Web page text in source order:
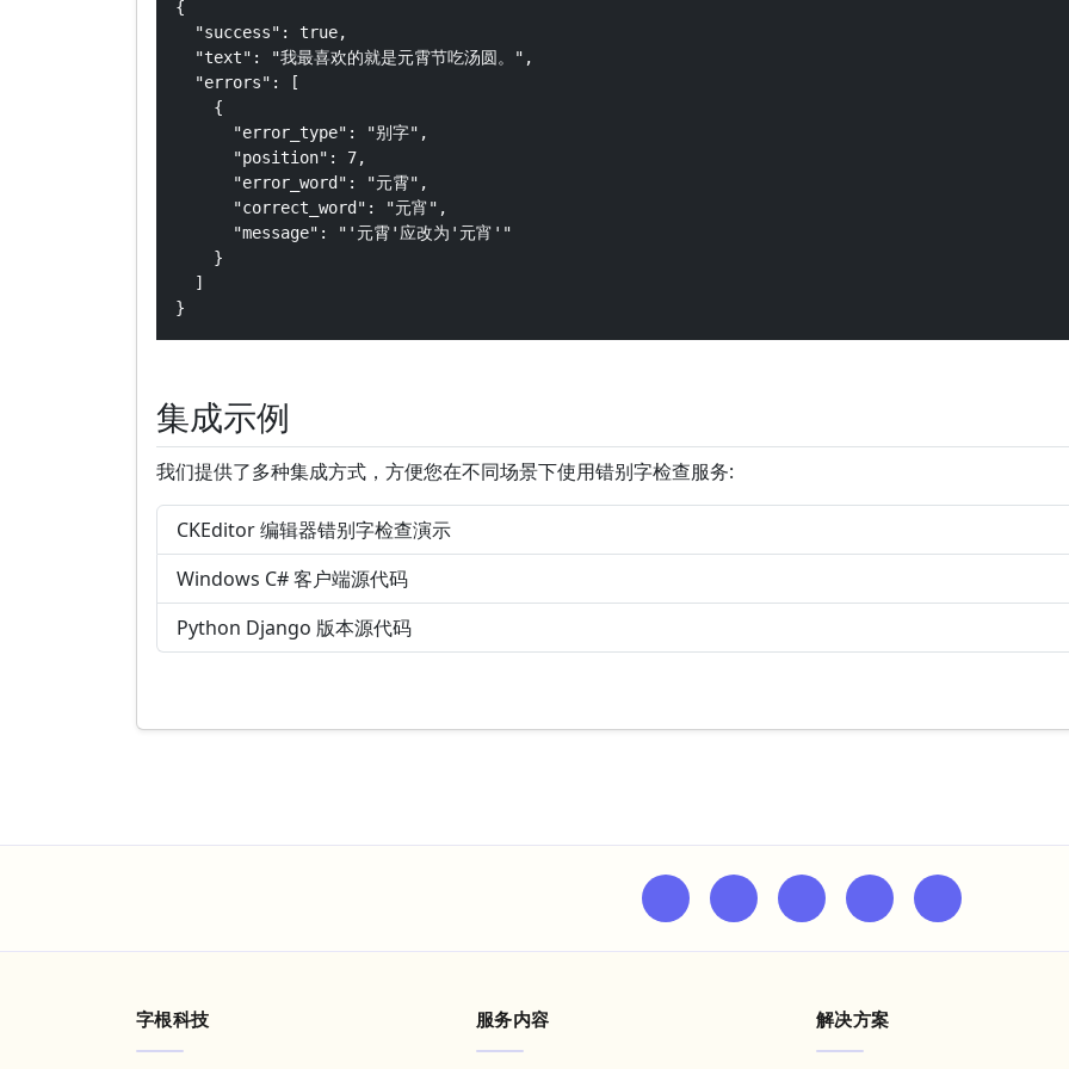
{
  "success": true,
  "text": "我最喜欢的就是元霄节吃汤圆。",
  "errors": [
    {
      "error_type": "别字",
      "position": 7,
      "error_word": "元霄",
      "correct_word": "元宵",
      "message": "'元霄'应改为'元宵'"
    }
  ]
}
集成示例
我们提供了多种集成方式，方便您在不同场景下使用错别字检查服务:
CKEditor 编辑器错别字检查演示
Windows C# 客户端源代码
Python Django 版本源代码
字根科技 服务内容 解决方案